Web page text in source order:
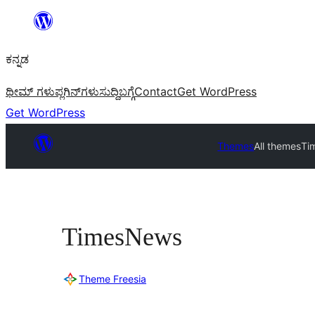
ವಿಷಯಕ್ಕೆ
ಕನ್ನಡ
ಥೀಮ್ ಗಳುಪ್ಲಗಿನ್‌ಗಳುಸುದ್ದಿಬಗ್ಗೆContactGet WordPress
Get WordPress
ThemesAll themes
TimesNews
Theme Freesia